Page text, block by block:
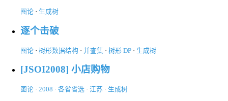
图论 · 生成树
逐个击破
图论 · 树形数据结构 · 并查集 · 树形 DP · 生成树
[JSOI2008] 小店购物
图论 · 2008 · 各省省选 · 江苏 · 生成树